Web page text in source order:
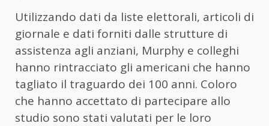
Utilizzando dati da liste elettorali, articoli di
giornale e dati forniti dalle strutture di
assistenza agli anziani, Murphy e colleghi
hanno rintracciato gli americani che hanno
tagliato il traguardo dei 100 anni. Coloro
che hanno accettato di partecipare allo
studio sono stati valutati per le loro